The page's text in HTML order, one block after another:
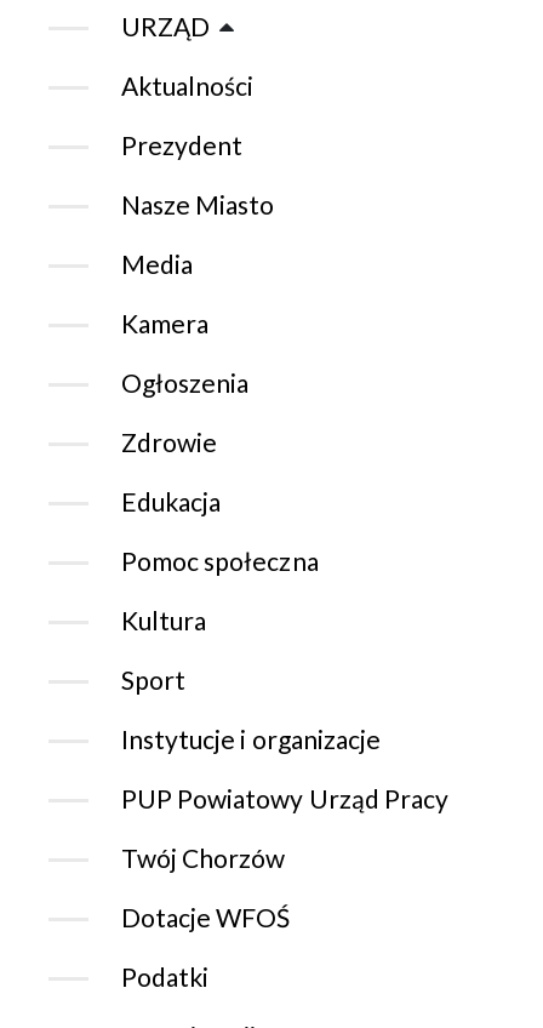
URZĄD
Aktualności
Prezydent
Nasze Miasto
Media
Kamera
Ogłoszenia
Zdrowie
Edukacja
Pomoc społeczna
Kultura
Sport
Instytucje i organizacje
PUP Powiatowy Urząd Pracy
Twój Chorzów
Dotacje WFOŚ
Podatki